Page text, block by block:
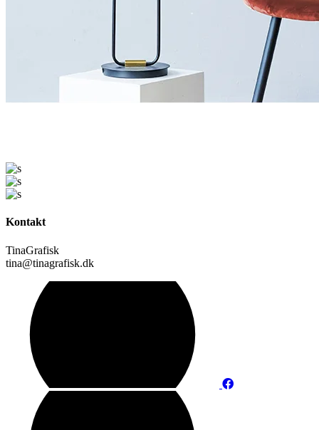
Kontakt
TinaGrafisk
tina@tinagrafisk.dk